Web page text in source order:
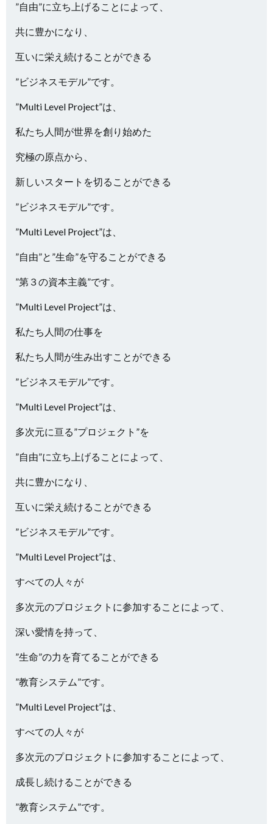
”自由”に立ち上げることによって、
共に豊かになり、
互いに栄え続けることができる
”ビジネスモデル”です。
”Multi Level Project”は、
私たち人間が世界を創り始めた
究極の原点から、
新しいスタートを切ることができる
”ビジネスモデル”です。
”Multi Level Project”は、
”自由”と”生命”を守ることができる
”第３の資本主義”です。
”Multi Level Project”は、
私たち人間の仕事を
私たち人間が生み出すことができる
”ビジネスモデル”です。
”Multi Level Project”は、
多次元に亘る”プロジェクト”を
”自由”に立ち上げることによって、
共に豊かになり、
互いに栄え続けることができる
”ビジネスモデル”です。
”Multi Level Project”は、
すべての人々が
多次元のプロジェクトに参加することによって、
深い愛情を持って、
”生命”の力を育てることができる
”教育システム”です。
”Multi Level Project”は、
すべての人々が
多次元のプロジェクトに参加することによって、
成長し続けることができる
”教育システム”です。